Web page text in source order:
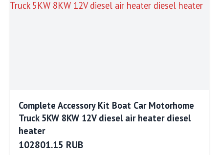
Complete Accessory Kit Boat Car Motorhome
Truck 5KW 8KW 12V diesel air heater diesel
heater
102801.15 RUB